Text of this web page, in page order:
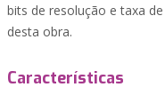
bits de resolução e taxa
desta obra.
Características